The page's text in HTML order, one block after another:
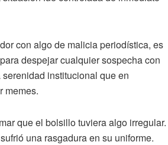
con algo de malicia periodística, es
despejar cualquier sospecha con
institucional que en
memes.
que el bolsillo tuviera algo irregular.
una rasgadura en su uniforme.